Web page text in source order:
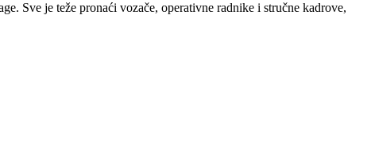
Sve je teže pronaći vozače, operativne radnike i stručne kadrove,